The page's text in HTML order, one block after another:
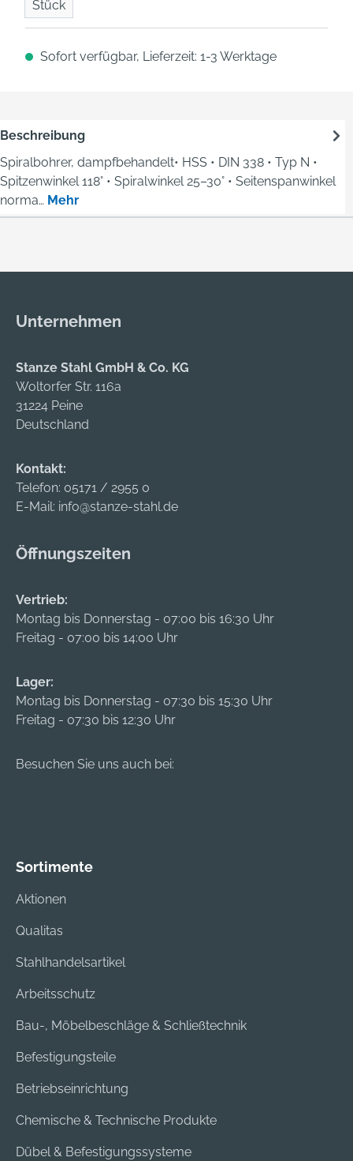
Stück
Sofort verfügbar, Lieferzeit: 1-3 Werktage
Beschreibung
Spiralbohrer, dampfbehandelt• HSS • DIN 338 • Typ N •
Spitzenwinkel 118° • Spiralwinkel 25–30° • Seitenspanwinkel
norma… Mehr
Unternehmen
Stanze Stahl GmbH & Co. KG
Woltorfer Str. 116a
31224 Peine
Deutschland
Kontakt:
Telefon: 05171 / 2955 0
E-Mail: info@stanze-stahl.de
Öffnungszeiten
Vertrieb:
Montag bis Donnerstag - 07:00 bis 16:30 Uhr
Freitag - 07:00 bis 14:00 Uhr
Lager:
Montag bis Donnerstag - 07:30 bis 15:30 Uhr
Freitag - 07:30 bis 12:30 Uhr
Besuchen Sie uns auch bei:
Sortimente
Aktionen
Qualitas
Stahlhandelsartikel
Arbeitsschutz
Bau-, Möbelbeschläge & Schließtechnik
Befestigungsteile
Betriebseinrichtung
Chemische & Technische Produkte
Dübel & Befestigungssysteme